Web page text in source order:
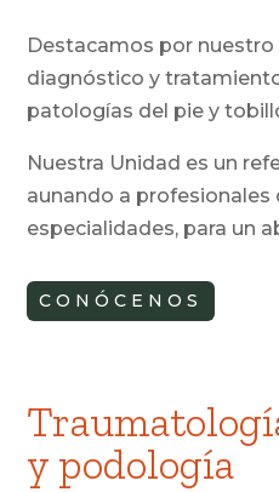
Destacamos por nuestro
diagnóstico y
patologías del pie y
Nuestra Unidad es un
aunando a
especialidades, para un
CONÓCENOS
y podología